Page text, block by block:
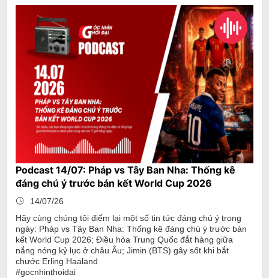
Podcast 14/07: Pháp vs Tây Ban Nha: Thống kê
đáng chú ý trước bán kết World Cup 2026
14/07/26
Hãy cùng chúng tôi điểm lại một số tin tức đáng chú ý trong
ngày: Pháp vs Tây Ban Nha: Thống kê đáng chú ý trước bán
kết World Cup 2026; Điều hòa Trung Quốc đắt hàng giữa
nắng nóng kỷ lục ở châu Âu; Jimin (BTS) gây sốt khi bắt
chước Erling Haaland
#gocnhinthoidai